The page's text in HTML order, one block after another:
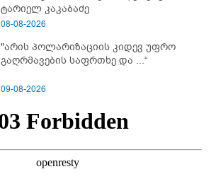
ტარიელ კაკაბაძე
08-08-2026
"არის პოლარიზაციის კიდევ უფრო
გაღრმავების საფრთხე და ...“
09-08-2026